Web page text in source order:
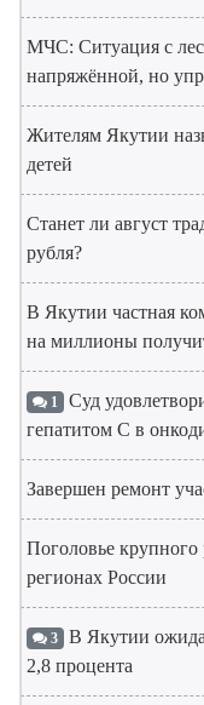
МЧС: Ситуация с
напряжённой, но
Жителям Якутии
детей
Станет ли август
рубля?
В Якутии частная
на миллионы
1 Суд
гепатитом С в
Завершен ремонт
Поголовье крупного
регионах России
3 В Якутии
2,8 процента